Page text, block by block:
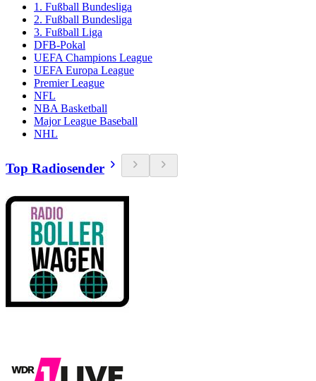
1. Fußball Bundesliga
2. Fußball Bundesliga
3. Fußball Liga
DFB-Pokal
UEFA Champions League
UEFA Europa League
Premier League
NFL
NBA Basketball
Major League Baseball
NHL
Top Radiosender